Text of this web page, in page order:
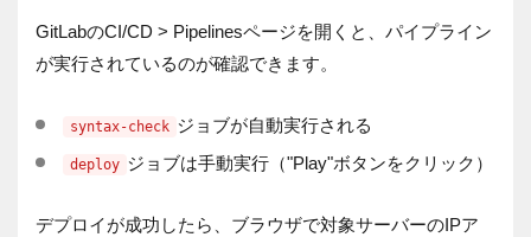
GitLabのCI/CD > Pipelinesページを開くと、パイプライン
が実行されているのが確認できます。
syntax-check ジョブが自動実行される
deploy ジョブは手動実行（"Play"ボタンをクリック）
デプロイが成功したら、ブラウザで対象サーバーのIPア